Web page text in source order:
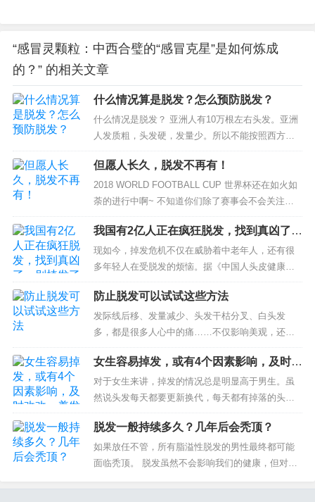
“感冒灵颗粒：中西合璧的“感冒克星”是如何炼成
的？” 的相关文章
什么情况算是脱发？怎么预防脱发？
什么情况是脱发？ 亚洲人有10万根左右头发。亚洲
人发质粗，头发硬，发量少。所以不能按照西方的
标准，掉100根才算脱发。亚洲人正常脱发为每日...
但愿人长久，脱发不再有！
2018 WORLD FOOTBALL CUP 世界杯还在如火如
荼的进行中啊~ 不知道你们除了赛事会不会关注到
别的地方， 比...
我国有2亿人正在疯狂脱发，找到真凶了，
别植发了要改掉几种恶习
现如今，掉发危机​不仅在威胁着中老年人，还有很
多年轻人在受脱发的烦恼。据《中国人头皮健康白
皮书》调查的数据显示，我国2亿人正在疯狂脱发，
而养发植发的市场逐渐渗透到生活中。...
防止脱发可以试试这些方法
发际线后移、发量减少、头发干枯分叉、白头发
多，都是很多人心中的痛……不仅影响美观，还可
能是健康出现问题的信号。 为什么你的头发 越来越
少 据研究，35岁以后，66%的...
女生容易掉发，或有4个因素影响，及时改
改，养发不妨多吃它们
对于女生来讲，掉发的情况总是明显高于男生。虽
然说头发每天都要更新换代，每天都有掉落的头
发，当然每天也会长出新头发。但是如果平时掉发
特别明显，每次洗头都是一大把一大把的掉落，那
就要注意调养头皮...
脱发一般持续多久？几年后会秃顶？
如果放任不管，所有脂溢性脱发的男性最终都可能
面临秃顶。 脱发虽然不会影响我们的健康，但对于